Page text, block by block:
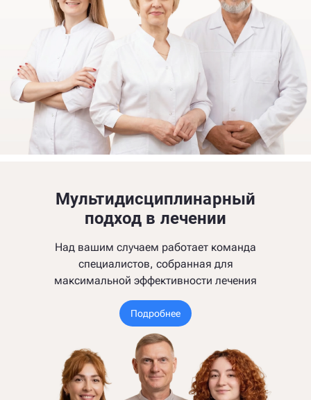
Мультидисциплинарный
подход в лечении
Над вашим случаем работает команда
специалистов, собранная для
максимальной эффективности лечения
Подробнее